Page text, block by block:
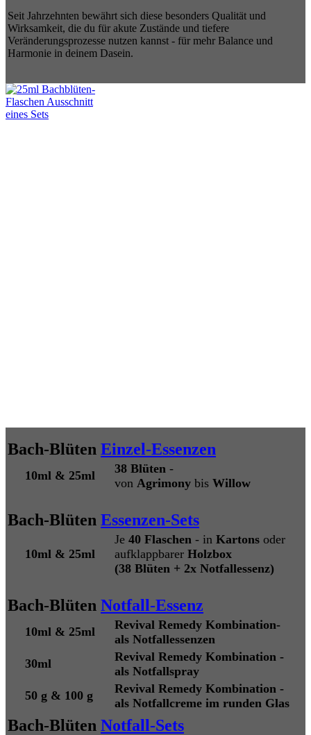
Seit Jahrzehnten bewährt sich diese besonders Qualität und
Wirksamkeit, die du für akute Zustände und tiefere
Veränderungsprozesse nutzen kannst - für mehr Balance und
Harmonie in deinem Dasein.
Bach-Blüten Einzel-Essenzen
10ml & 25ml 38 Blüten -
von Agrimony bis Willow
Bach-Blüten Essenzen-Sets
10ml & 25ml
Je 40 Flaschen - in Kartons oder
aufklappbarer Holzbox
(38 Blüten + 2x Notfallessenz)
Bach-Blüten Notfall-Essenz
10ml & 25ml
Revival Remedy Kombination-
als Notfallessenzen
30ml
Revival Remedy Kombination -
als Notfallspray
50 g & 100 g
Revival Remedy Kombination -
als Notfallcreme im runden Glas
Bach-Blüten Notfall-Sets